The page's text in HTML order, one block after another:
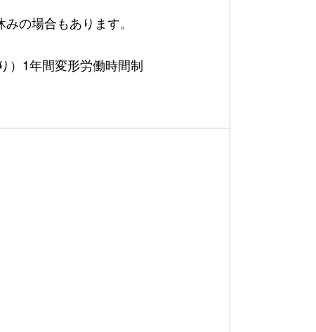
の場合もあります。
）1年間変形労働時間制